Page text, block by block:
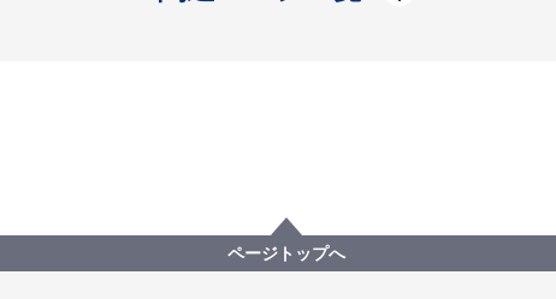
ページトップへ